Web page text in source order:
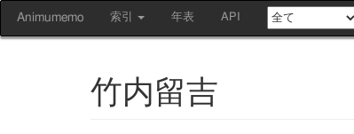
Animumemo 索引 年表 API
竹内留吉